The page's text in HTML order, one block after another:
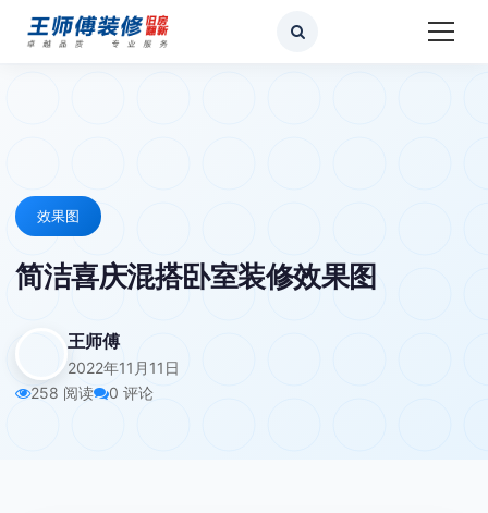
效果图
简洁喜庆混搭卧室装修效果图
王师傅
2022年11月11日
258 阅读
0 评论